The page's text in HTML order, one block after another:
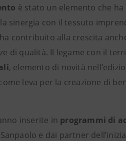
è stato un elemento che
sinergia con il tessuto
contribuito alla crescita
di qualità. Il legame con il
, elemento di novità
leva per la creazione di
inserite in programmi di
e dai partner